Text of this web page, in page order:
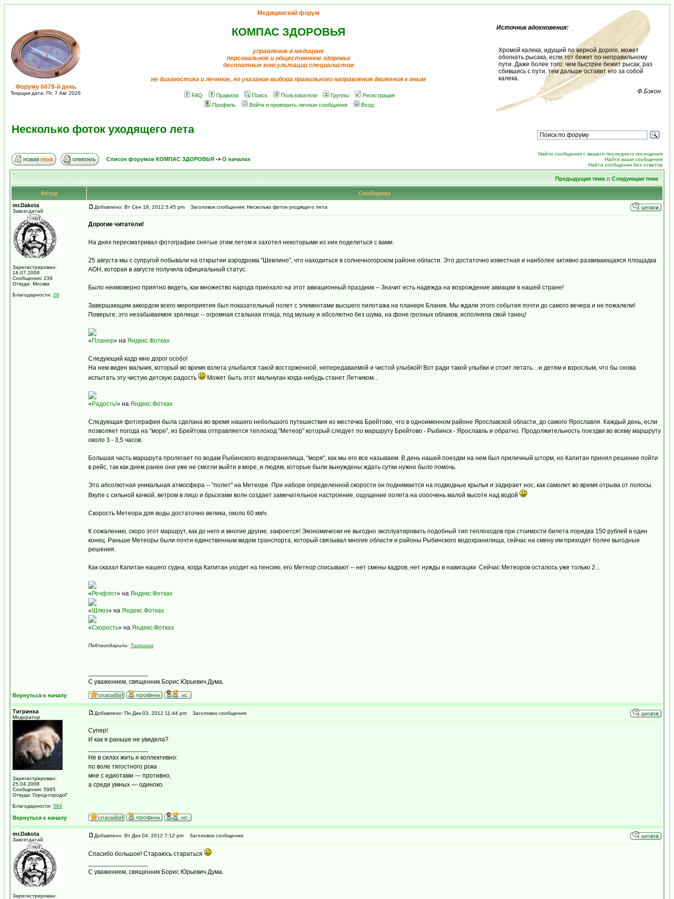
Форуму 6678-й день
Текущая дата: Пт, 7 Авг 2026
Медицинский форум
КОМПАС ЗДОРОВЬЯ
управление в медицине
персональное и общественное здоровье
бесплатные консультации специалистов
не диагностика и лечение, но указание выбора правильного направления движения к оным
FAQ Правила Поиск Пользователи Группы
Регистрация
Профиль
Войти и проверить личные сообщения Вход
Источник вдохновения:
Хромой калека, идущий по верной дороге, может
обогнать рысака, если тот бежит по неправильному
пути. Даже более того: чем быстрее бежит рысак, раз
сбившись с пути, тем дальше оставит его за собой
калека.
Ф.Бэкон
Несколько фоток уходящего лета
Список форумов КОМПАС ЗДОРОВЬЯ -> О началах
Найти сообщения с вашего последнего посещения
Найти ваши сообщения
Найти сообщения без ответов
Предыдущая тема :: Следующая тема
Автор
Сообщение
mr.Dakota
Завсегдатай
Зарегистрирован:
18.07.2008
Сообщения: 239
Откуда: Москва
Благодарности: 28
Добавлено: Вт Сен 18, 2012 5:45 pm Заголовок сообщения: Несколько фоток уходящего лета
Дорогие читатели!
На днях пересматривал фотографии снятые этим летом и захотел некоторыми из них поделиться с вами.
25 августа мы с супругой побывали на открытии аэродрома "Шевлино", что находиться в солнечногорском районе области. Это достаточно известная и наиболее активно развивающаяся площадка
АОН, которая в августе получила официальный статус.
Было неимоверно приятно видеть, как множество народа приехало на этот авиационный праздник -- Значит есть надежда на возрождение авиации в нашей стране!
Завершающим аккордом всего мероприятия был показательный полет с элементами высшего пилотажа на планере Бланик. Мы ждали этого события почти до самого вечера и не пожалели!
Поверьте, это незабываемое зрелище -- огромная стальная птица, под музыку и абсолютно без шума, на фоне грозных облаков, исполняла свой танец!
« Планер» на Яндекс.Фотках
Следующий кадр мне дорог особо!
На нем виден мальчик, который во время взлета улыбался такой восторженной, непередаваемой и чистой улыбкой! Вот ради такой улыбки и стоит летать... и детям и взрослым, что бы снова
испытать эту чистую детскую радость
Может быть этот мальчуган когда-нибудь станет Летчиком...
« Радость!» на Яндекс.Фотках
Следующая фотография была сделана во время нашего небольшого путешествия из местечка Брейтово, что в одноименном районе Ярославской области, до самого Ярославля. Каждый день, если
позволяет погода на "море", из Брейтова отправляется теплоход "Метеор" который следует по маршруту Брейтово - Рыбинск - Ярославль и обратно. Продолжительность поездки во всему маршруту
около 3 - 3,5 часов.
Большая часть маршрута пролегает по водам Рыбинского водохранилища, "моря", как мы его все называем. В день нашей поездки на нем был приличный шторм, но Капитан принял решение пойти
в рейс, так как днем ранее они уже не смогли выйти в море, и людям, которые были вынуждены ждать сутки нужно было помочь.
Это абсолютная уникальная атмосфера -- "полет" на Метеоре. При наборе определенной скорости он поднимается на подводные крылья и задирает нос, как самолет во время отрыва от полосы.
Вкупе с сильной качкой, ветром в лицо и брызгами волн создает замечательное настроение, ощущение полета на оооочень малой высоте над водой
Скорость Метеора для воды достаточно велика, около 60 км/ч.
К сожалению, скоро этот маршрут, как до него и многие другие, закроется! Экономически не выгодно эксплуатировать подобный тип теплоходов при стоимости билета порядка 150 рублей в один
конец. Раньше Метеоры были почти единственным видом транспорта, который связывал многие области и районы Рыбинского водохранилища, сейчас на смену им приходят более выгодные
решения.
Как сказал Капитан нашего судна, когда Капитан уходит на пенсию, его Метеор списывают -- нет смены кадров, нет нужды в навигации. Сейчас Метеоров осталось уже только 2...
« Речфлот» на Яндекс.Фотках
« Шлюз» на Яндекс.Фотках
«Скорость» на Яндекс.Фотках
Поблагодарили: Тигринка
С уважением, священник Борис Юрьевич Дума.
Вернуться к началу
Тигринка
Модератор
Зарегистрирован:
25.04.2008
Сообщения: 5965
Откуда: Город-городоГ
Благодарности: 584
Добавлено: Пн Дек 03, 2012 11:44 pm Заголовок сообщения:
Супер!
И как я раньше не увидела?
Не в силах жить я коллективно:
по воле тягостного рока
мне с идиотами — противно,
а среди умных — одиноко.
Вернуться к началу
mr.Dakota
Завсегдатай
Зарегистрирован:
Добавлено: Вт Дек 04, 2012 7:12 pm Заголовок сообщения:
Спасибо большое! Стараюсь стараться
С уважением, священник Борис Юрьевич Дума.